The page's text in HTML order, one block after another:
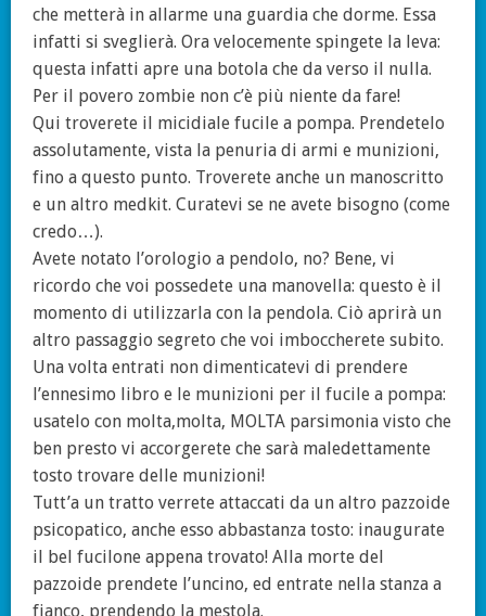
che metterà in allarme una guardia che dorme. Essa
infatti si sveglierà. Ora velocemente spingete la leva:
questa infatti apre una botola che da verso il nulla.
Per il povero zombie non c’è più niente da fare!
Qui troverete il micidiale fucile a pompa. Prendetelo
assolutamente, vista la penuria di armi e munizioni,
fino a questo punto. Troverete anche un manoscritto
e un altro medkit. Curatevi se ne avete bisogno (come
credo…).
Avete notato l’orologio a pendolo, no? Bene, vi
ricordo che voi possedete una manovella: questo è il
momento di utilizzarla con la pendola. Ciò aprirà un
altro passaggio segreto che voi imboccherete subito.
Una volta entrati non dimenticatevi di prendere
l’ennesimo libro e le munizioni per il fucile a pompa:
usatelo con molta,molta, MOLTA parsimonia visto che
ben presto vi accorgerete che sarà maledettamente
tosto trovare delle munizioni!
Tutt’a un tratto verrete attaccati da un altro pazzoide
psicopatico, anche esso abbastanza tosto: inaugurate
il bel fucilone appena trovato! Alla morte del
pazzoide prendete l’uncino, ed entrate nella stanza a
fianco, prendendo la mestola.